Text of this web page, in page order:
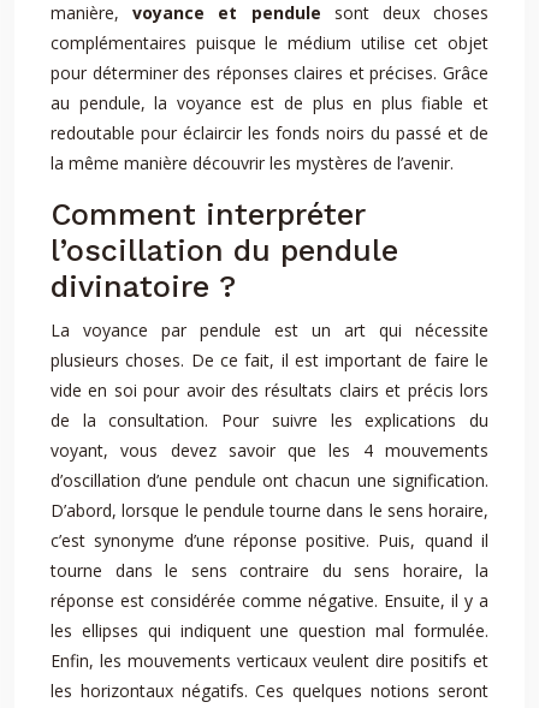
manière,voyance et pendule sont deux choses
complémentaires puisque le médium utilise cet objet
pour déterminer des réponses claires et précises. Grâce
au pendule, la voyance est de plus en plus fiable et
redoutable pour éclaircir les fonds noirs du passé et de
la même manière découvrir les mystères de l’avenir.
Comment interpréter
l’oscillation du pendule
divinatoire ?
La voyance par pendule est un art qui nécessite
plusieurs choses. De ce fait, il est important de faire le
vide en soi pour avoir des résultats clairs et précis lors
de la consultation. Pour suivre les explications du
voyant, vous devez savoir que les 4 mouvements
d’oscillation d’une pendule ont chacun une signification.
D’abord, lorsque le pendule tourne dans le sens horaire,
c’est synonyme d’une réponse positive. Puis, quand il
tourne dans le sens contraire du sens horaire, la
réponse est considérée comme négative. Ensuite, il y a
les ellipses qui indiquent une question mal formulée.
Enfin, les mouvements verticaux veulent dire positifs et
les horizontaux négatifs. Ces quelques notions seront